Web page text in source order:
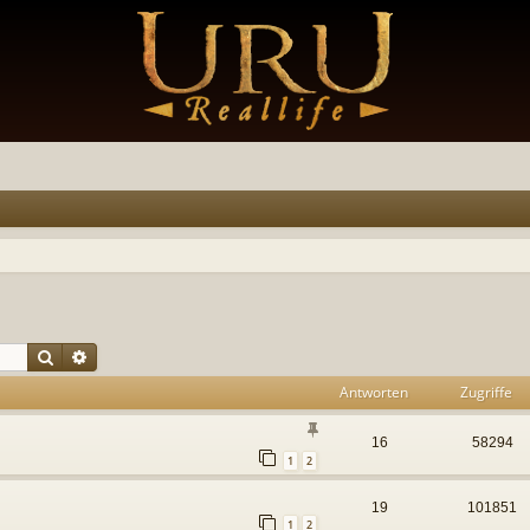
Suche
Antworten Zugriffe
1 2
16 58294
1 2
19 101851